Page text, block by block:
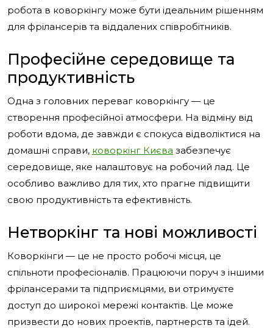
робота в коворкінгу може бути ідеальним рішенням
для фрілансерів та віддалених співробітників.
Професійне середовище та
продуктивність
Одна з головних переваг коворкінгу — це
створення професійної атмосфери. На відміну від
роботи вдома, де завжди є спокуса відволіктися на
домашні справи, коворкінг Києва забезпечує
середовище, яке налаштовує на робочий лад. Це
особливо важливо для тих, хто прагне підвищити
свою продуктивність та ефективність.
Нетворкінг та нові можливості
Коворкінги — це не просто робочі місця, це
спільноти професіоналів. Працюючи поруч з іншими
фрілансерами та підприємцями, ви отримуєте
доступ до широкої мережі контактів. Це може
призвести до нових проектів, партнерств та ідей.